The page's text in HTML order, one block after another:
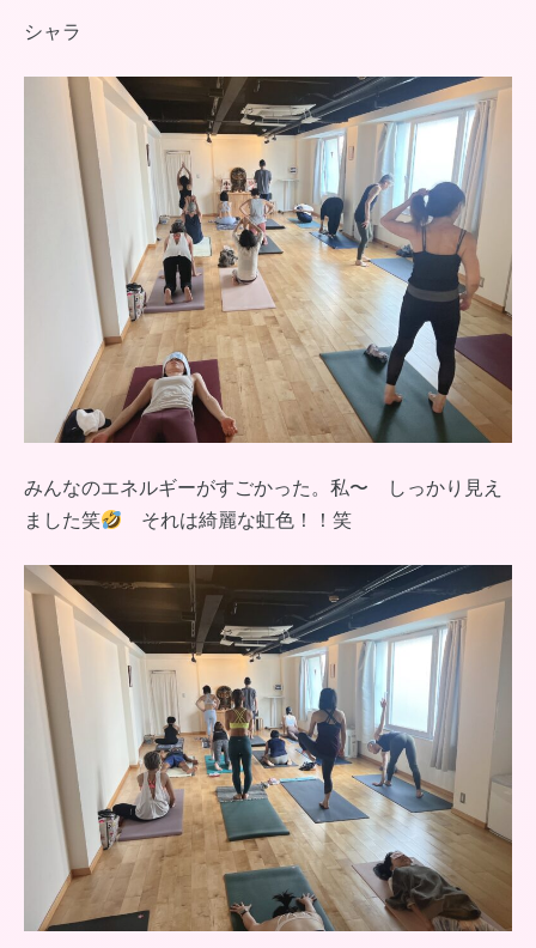
シャラ
みんなのエネルギーがすごかった。私〜 しっかり見え
ました笑
それは綺麗な虹色！！笑